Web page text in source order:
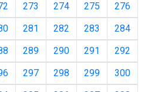
273 274 275
276
281 282 283
284
289 290 291
292
297 298 299
300